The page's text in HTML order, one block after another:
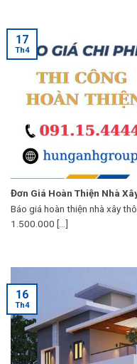
Đơn Giá Hoàn Thiện Nhà
Báo giá hoàn thiện nhà xây
1.500.000 [...]
17
Th4
16
Th4